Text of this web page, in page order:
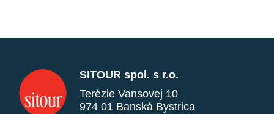
SITOUR spol. s r.o.
Terézie Vansovej 10
974 01 Banská Bystrica